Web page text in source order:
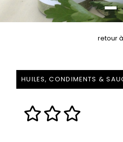
HUILES, CONDIMENTS &
retour